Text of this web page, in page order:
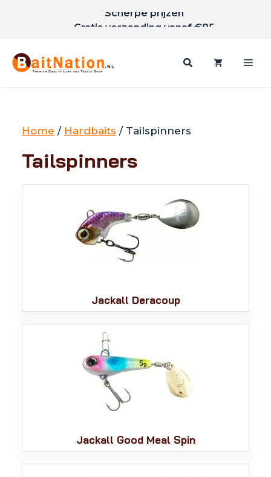
inhoud
Gratis verzending vanaf €85
Home / Hardbaits / Tailspinners
Tailspinners
Jackall Deracoup
Jackall Good Meal Spin